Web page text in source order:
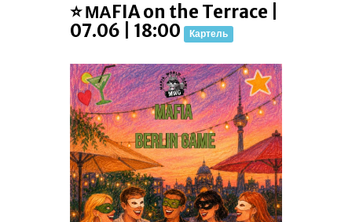
⭐️ МАFIA on the Terrace |
07.06 | 18:00
Картель